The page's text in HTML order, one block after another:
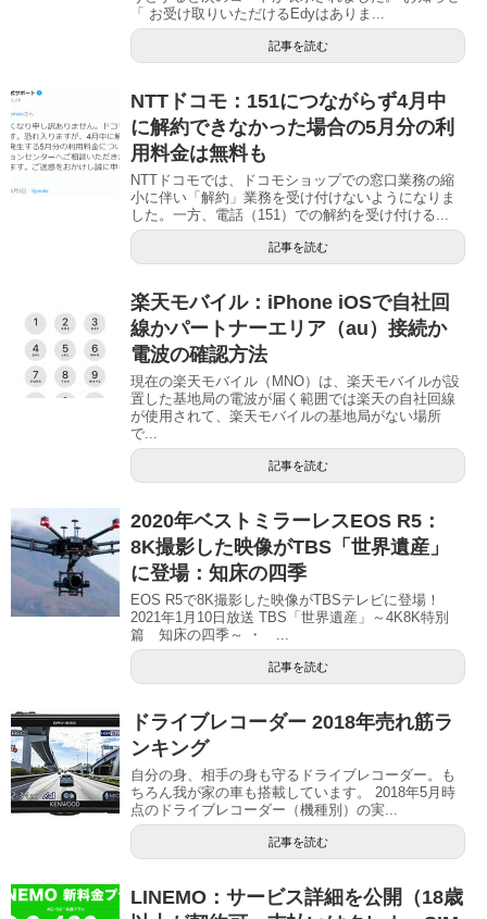
「 お受け取りいただけるEdyはありま...
記事を読む
NTTドコモ：151につながらず4月中
に解約できなかった場合の5月分の利
用料金は無料も
NTTドコモでは、ドコモショップでの窓口業務の縮
小に伴い「解約」業務を受け付けないようになりま
した。一方、電話（151）での解約を受け付ける...
記事を読む
楽天モバイル：iPhone iOSで自社回
線かパートナーエリア（au）接続か
電波の確認方法
現在の楽天モバイル（MNO）は、楽天モバイルが設
置した基地局の電波が届く範囲では楽天の自社回線
が使用されて、楽天モバイルの基地局がない場所
で...
記事を読む
2020年ベストミラーレスEOS R5：
8K撮影した映像がTBS「世界遺産」
に登場：知床の四季
EOS R5で8K撮影した映像がTBSテレビに登場！
2021年1月10日放送 TBS「世界遺産」～4K8K特別
篇 知床の四季～ ・ ...
記事を読む
ドライブレコーダー 2018年売れ筋ラ
ンキング
自分の身、相手の身も守るドライブレコーダー。も
ちろん我が家の車も搭載しています。 2018年5月時
点のドライブレコーダー（機種別）の実...
記事を読む
LINEMO：サービス詳細を公開（18歳